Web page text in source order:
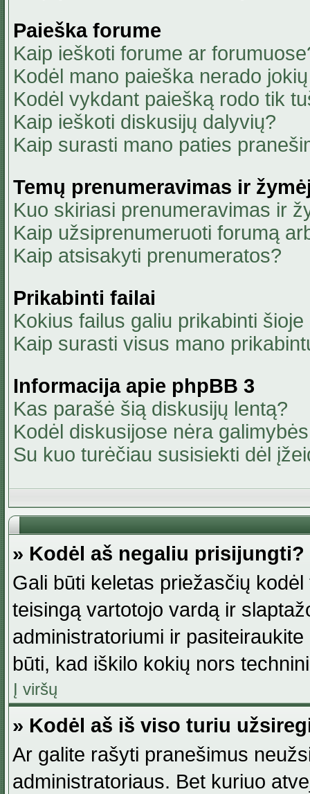
Paieška forume
Kaip ieškoti forume ar
Kodėl mano paieška nerado
Kodėl vykdant paiešką rodo tik
Kaip ieškoti diskusijų dalyvių?
Kaip surasti mano paties
Temų prenumeravimas ir
Kuo skiriasi prenumeravimas ir
Kaip užsiprenumeruoti forumą
Kaip atsisakyti prenumeratos?
Prikabinti failai
Kokius failus galiu prikabinti
Kaip surasti visus mano
Informacija apie phpBB 3
Kas parašė šią diskusijų lentą?
Kodėl diskusijose nėra
Su kuo turėčiau susisiekti dėl
» Kodėl aš negaliu prisijungti?
Gali būti keletas priežasčių
teisingą vartotojo vardą ir
administratoriumi ir
būti, kad iškilo kokių nors
Į viršų
» Kodėl aš iš viso turiu
Ar galite rašyti pranešimus
administratoriaus. Bet kuriuo